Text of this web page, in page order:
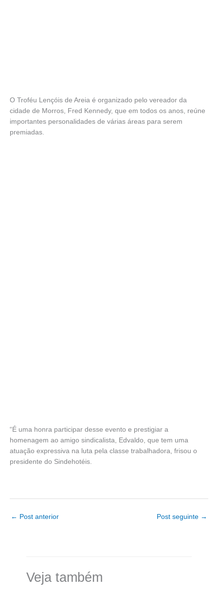
O Troféu Lençóis de Areia é organizado pelo vereador da
cidade de Morros, Fred Kennedy, que em todos os anos, reúne
importantes personalidades de várias áreas para serem
premiadas.
“É uma honra participar desse evento e prestigiar a
homenagem ao amigo sindicalista, Edvaldo, que tem uma
atuação expressiva na luta pela classe trabalhadora, frisou o
presidente do Sindehotéis.
← Post anterior Post seguinte →
Veja também